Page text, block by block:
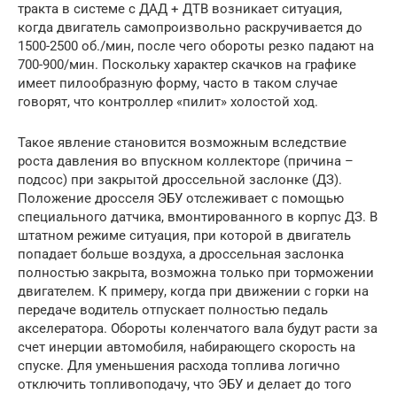
тракта в системе с ДАД + ДТВ возникает ситуация,
когда двигатель самопроизвольно раскручивается до
1500-2500 об./мин, после чего обороты резко падают на
700-900/мин. Поскольку характер скачков на графике
имеет пилообразную форму, часто в таком случае
говорят, что контроллер «пилит» холостой ход.
Такое явление становится возможным вследствие
роста давления во впускном коллекторе (причина –
подсос) при закрытой дроссельной заслонке (ДЗ).
Положение дросселя ЭБУ отслеживает с помощью
специального датчика, вмонтированного в корпус ДЗ. В
штатном режиме ситуация, при которой в двигатель
попадает больше воздуха, а дроссельная заслонка
полностью закрыта, возможна только при торможении
двигателем. К примеру, когда при движении с горки на
передаче водитель отпускает полностью педаль
акселератора. Обороты коленчатого вала будут расти за
счет инерции автомобиля, набирающего скорость на
спуске. Для уменьшения расхода топлива логично
отключить топливоподачу, что ЭБУ и делает до того